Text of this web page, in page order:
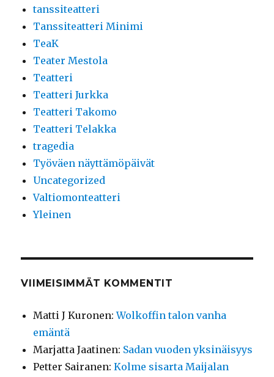
tanssiteatteri
Tanssiteatteri Minimi
TeaK
Teater Mestola
Teatteri
Teatteri Jurkka
Teatteri Takomo
Teatteri Telakka
tragedia
Työväen näyttämöpäivät
Uncategorized
Valtiomonteatteri
Yleinen
VIIMEISIMMÄT KOMMENTIT
Matti J Kuronen:Wolkoffin talon vanha
emäntä
Marjatta Jaatinen: Sadan vuoden yksinäisyys
Petter Sairanen:Kolme sisarta Maijalan